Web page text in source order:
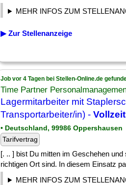
MEHR INFOS ZUM
▶ Zur Stellenanzeige
Job vor 4 Tagen bei Stellen-Online.de
Time Partner
Lagermitarbeiter mit
Transportarbeiter/in) - Vollzeit
• Deutschland, 99986 Oppershausen
Tarifvertrag
[. .. ] bist Du mitten im Geschehen
richtigen Ort sind. In diesem Einsatz
MEHR INFOS ZUM